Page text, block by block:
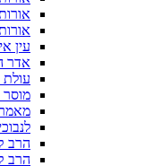
עין
אדר
מוסר
הרב
הרב